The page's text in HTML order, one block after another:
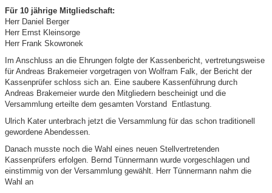
Für 10 jährige Mitgliedschaft:
Herr Daniel Berger
Herr Ernst Kleinsorge
Herr Frank Skowronek
Im Anschluss an die Ehrungen folgte der Kassenbericht, vertretungsweise
für Andreas Brakemeier vorgetragen von Wolfram Falk, der Bericht der
Kassenprüfer schloss sich an. Eine saubere Kassenführung durch
Andreas Brakemeier wurde den Mitgliedern bescheinigt und die
Versammlung erteilte dem gesamten Vorstand Entlastung.
Ulrich Kater unterbrach jetzt die Versammlung für das schon traditionell
gewordene Abendessen.
Danach musste noch die Wahl eines neuen Stellvertretenden
Kassenprüfers erfolgen. Bernd Tünnermann wurde vorgeschlagen und
einstimmig von der Versammlung gewählt. Herr Tünnermann nahm die
Wahl an